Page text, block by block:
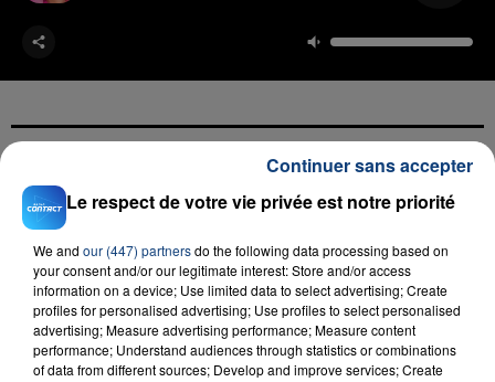
FIL D'ACTU
Le respect de votre vie privée est notre priorité
We and our (447) partnersdo the following data processing based on
your consent and/or our legitimate interest: Store and/or access
information on a device; Use limited data to select advertising; Create
profiles for personalised advertising; Use profiles to select personalised
advertising; Measure advertising performance; Measure content
performance; Understand audiences through statistics or combinations
of data from different sources; Develop and improve services; Create
Continuer sans accepter